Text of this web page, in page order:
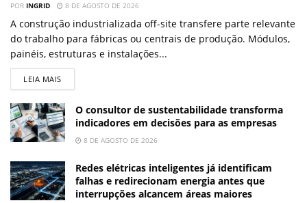
POR INGRID 8 DE AGOSTO DE 2026
A construção industrializada off-site transfere parte relevante
do trabalho para fábricas ou centrais de produção. Módulos,
painéis, estruturas e instalações...
LEIA MAIS
O consultor de sustentabilidade transforma
indicadores em decisões para as empresas
8 DE AGOSTO DE 2026
Redes elétricas inteligentes já identificam
falhas e redirecionam energia antes que
interrupções alcancem áreas maiores